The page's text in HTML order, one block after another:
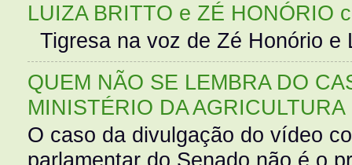
LUIZA BRITTO e ZÉ HONÓRIO
Tigresa na voz de Zé Honório
QUEM NÃO SE LEMBRA DO
MINISTÉRIO DA AGRICULTURA
O caso da divulgação do vídeo
parlamentar do Senado não é o